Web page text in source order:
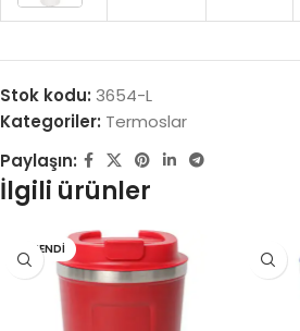
Stok kodu: 3654-L
Kategoriler: Termoslar
Paylaşın:
İlgili ürünler
TÜKENDI